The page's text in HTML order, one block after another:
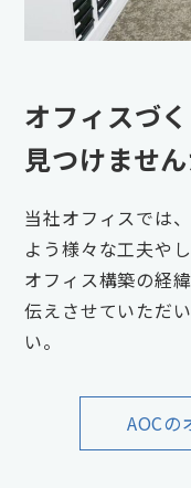
オフィスづ
見つけませ
当社オフィスでは
よう様々な工夫や
オフィス構築の経
伝えさせていただ
い。
AOCの